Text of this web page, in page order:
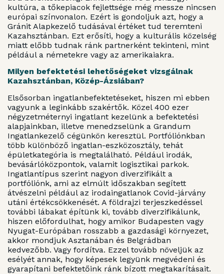
kultúra, a tőkepiacok fejlettsége még messze nincsen
európai színvonalon. Ezért is gondoljuk azt, hogy a
Gránit Alapkezelő tudásával értéket tud teremteni
Kazahsztánban. Ezt erősíti, hogy a kulturális közelség
miatt előbb tudnak ránk partnerként tekinteni, mint
például a németekre vagy az amerikaiakra.
Milyen befektetési lehetőségeket vizsgálnak
Kazahsztánban, Közép-Ázsiában?
Elsősorban ingatlanbefektetéseket, hiszen mi ebben
vagyunk a leginkább szakértők. Közel 400 ezer
négyzetméternyi ingatlant kezelünk a befektetési
alapjainkban, illetve menedzselünk a Grandum
Ingatlankezelő cégünkön keresztül. Portfóliónkban
több különböző ingatlan-eszközosztály, tehát
épületkategória is megtalálható. Például irodák,
bevásárlóközpontok, valamit logisztikai parkok.
Ingatlantípus szerint nagyon diverzifikált a
portfóliónk, ami az elmúlt időszakban segített
átvészelni például az irodaingatlanok Covid-járvány
utáni értékcsökkenését. A földrajzi terjeszkedéssel
további lábakat építünk ki, tovább diverzifikálunk,
hiszen előfordulhat, hogy amikor Budapesten vagy
Nyugat-Európában rosszabb a gazdasági környezet,
akkor mondjuk Asztanában és Belgrádban
kedvezőbb. Vagy fordítva. Ezzel tovább növeljük az
esélyét annak, hogy képesek legyünk megvédeni és
gyarapítani befektetőink ránk bízott megtakarításait.